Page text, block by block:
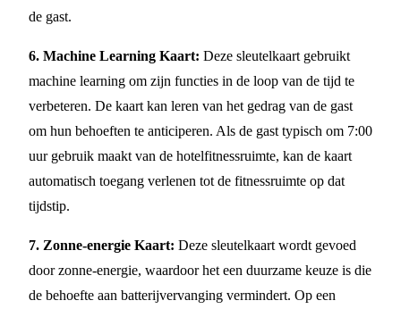
de gast.
6. Machine Learning Kaart: Deze sleutelkaart gebruikt
machine learning om zijn functies in de loop van de tijd te
verbeteren. De kaart kan leren van het gedrag van de gast
om hun behoeften te anticiperen. Als de gast typisch om 7:00
uur gebruik maakt van de hotelfitnessruimte, kan de kaart
automatisch toegang verlenen tot de fitnessruimte op dat
tijdstip.
7. Zonne-energie Kaart: Deze sleutelkaart wordt gevoed
door zonne-energie, waardoor het een duurzame keuze is die
de behoefte aan batterijvervanging vermindert. Op een